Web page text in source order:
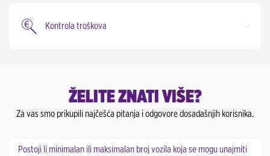
Kontrola troškova
ŽELITE ZNATI VIŠE?
Za vas smo prikupili najčešća pitanja i odgovore dosadašnjih korisnika.
Postoji li minimalan ili maksimalan broj vozila koja se mogu unajmiti